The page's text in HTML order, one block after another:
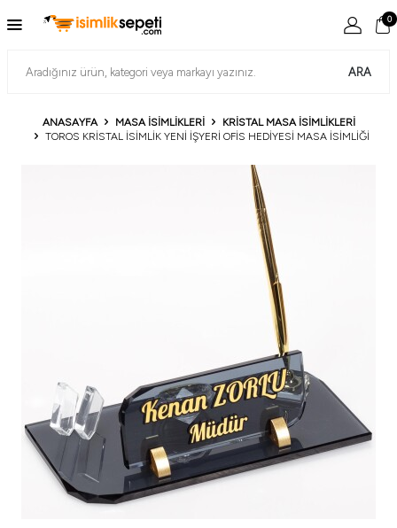
ARA
0
ANASAYFA MASA İSIMLIKLERI
KRISTAL MASA İSIMLIKLERI
TOROS KRISTAL İSIMLIK YENI İŞYERI OFIS HEDIYESI MASA İSIMLIĞI